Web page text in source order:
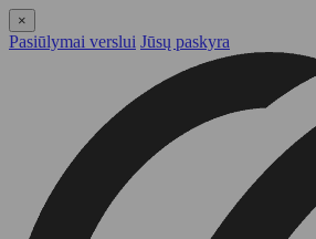
×
Pasiūlymai verslui Jūsų paskyra